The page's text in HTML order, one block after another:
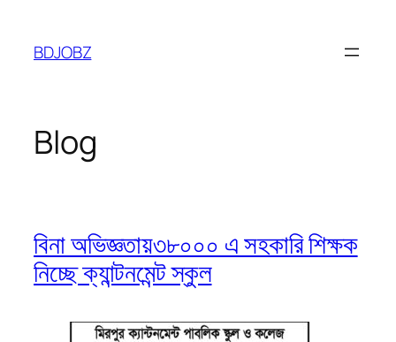
content
BDJOBZ
Blog
বিনা অভিজ্ঞতায়৩৮০০০ এ সহকারি শিক্ষক
নিচ্ছে ক্যান্টনমেন্ট স্কুল